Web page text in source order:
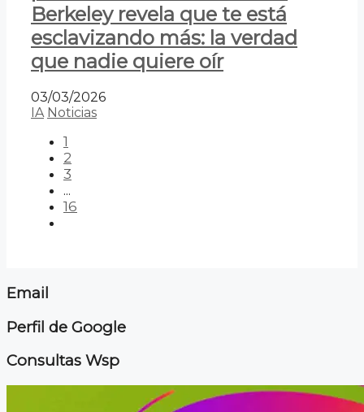
Berkeley revela que te está
esclavizando más: la verdad
que nadie quiere oír
03/03/2026
IA Noticias
1
2
3
...
16
Email
Perfil de Google
Consultas Wsp